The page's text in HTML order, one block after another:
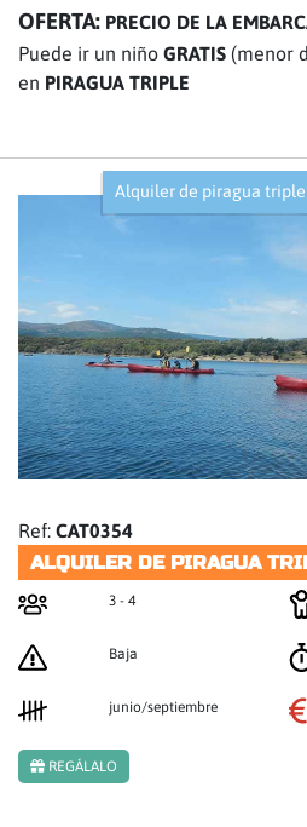
OFERTA: PRECIO DE LA
Puede ir un niño GRATIS (menor
en PIRAGUA TRIPLE
Alquiler de piragua triple
Ref: CAT0354
ALQUILER DE PIRAGUA
3 - 4
Baja
junio/septiembre
REGÁLALO